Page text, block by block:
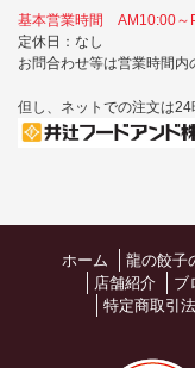
基本営業時間 AM10:00～
定休日：なし
お問合わせ等は営業時間内
但し、ネットでの注文は24
ホーム 龍の餃子
店舗紹介
ブ
特定商取引